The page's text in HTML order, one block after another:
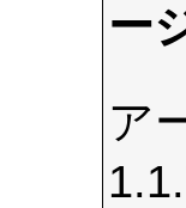
ー
ア